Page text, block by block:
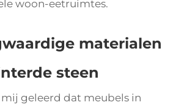
woon-eetruimtes.
materialen
steen
geleerd dat meubels in